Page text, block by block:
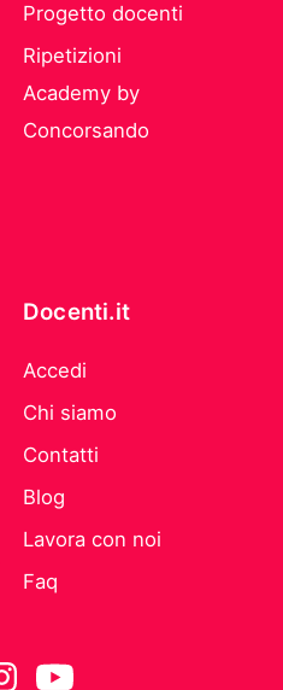
Progetto docenti
Ripetizioni
Academy by
Concorsando
Docenti.it
Accedi
Chi siamo
Contatti
Blog
Lavora con noi
Faq